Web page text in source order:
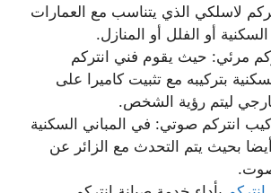
لاسلكي الذي يتناسب مع العمارات
السكنية أو الفلل أو المنازل.
مرئي: حيث يقوم فني انتركم
بتركيبه مع تثبيت كاميرا على
ليتم رؤية الشخص.
انتركم صوتي: في المباني السكنية
بحيث يتم التحدث مع الزائر عن